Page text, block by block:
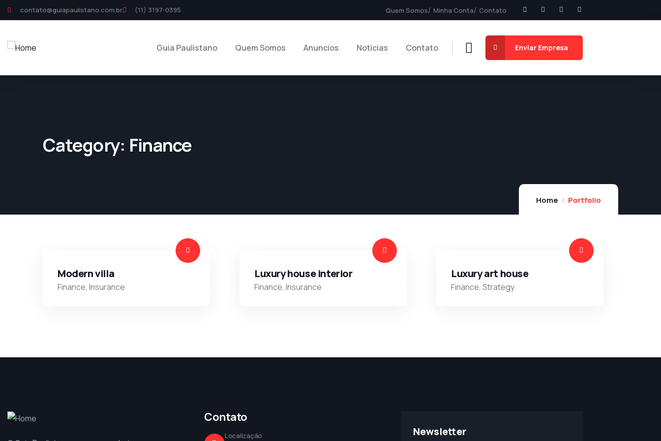
contato@guiapaulistano.com.br (11) 3197-0395 Quem Somos Minha Conta Contato
Guia Paulistano Quem Somos Anuncios Noticias Contato Enviar Empresa
Category: Finance
Home Portfolio
Modern villa
Finance, Insurance
Luxury house interior
Finance, Insurance
Luxury art house
Finance, Strategy
Contato
Localização Newsletter